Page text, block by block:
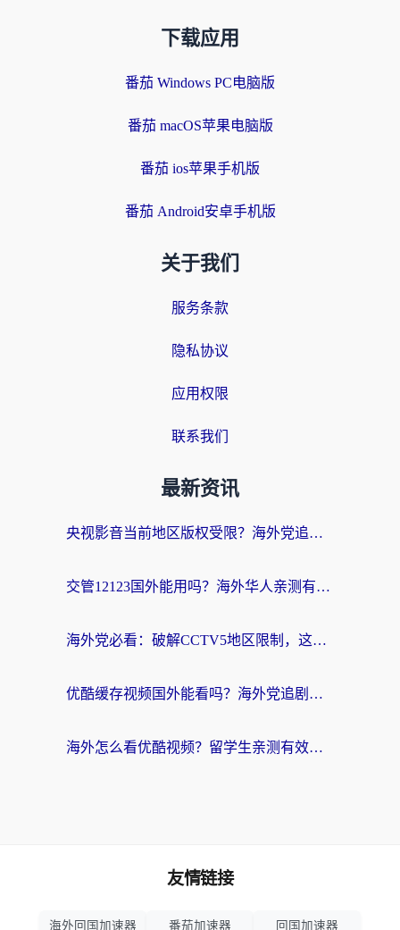
下载应用
番茄 Windows PC电脑版
番茄 macOS苹果电脑版
番茄 ios苹果手机版
番茄 Android安卓手机版
关于我们
服务条款
隐私协议
应用权限
联系我们
最新资讯
央视影音当前地区版权受限？海外党追剧看片的终极解决方案来了
交管12123国外能用吗？海外华人亲测有效的回国加速器选择指南
海外党必看：破解CCTV5地区限制，这样看欧洲杯奥运直播才够爽！
优酷缓存视频国外能看吗？海外党追剧看片的终极解决方案来了
海外怎么看优酷视频？留学生亲测有效的回国加速器选择指南
友情链接
海外回国加速器 番茄加速器 回国加速器